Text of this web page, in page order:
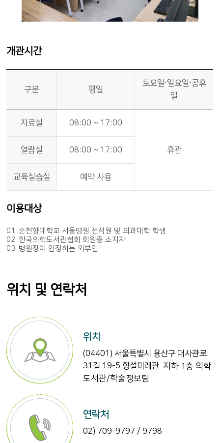
개관시간
구분 평일
토요일⸱일요일⸱공휴
일
자료실 08:00 ~ 17:00
휴관
열람실 08:00 ~ 17:00
교육실습실 예약 사용
이용대상
01. 순천향대학교 서울병원 전직원 및 의과대학 학생
02. 한국의학도서관협회 회원증 소지자
03. 병원장이 인정하는 외부인
위치 및 연락처
위치
(04401) 서울특별시 용산구 대사관로
31길 19-5 향설미래관 지하 1층 의학
도서관/학술정보팀
연락처
02) 709-9797 / 9798